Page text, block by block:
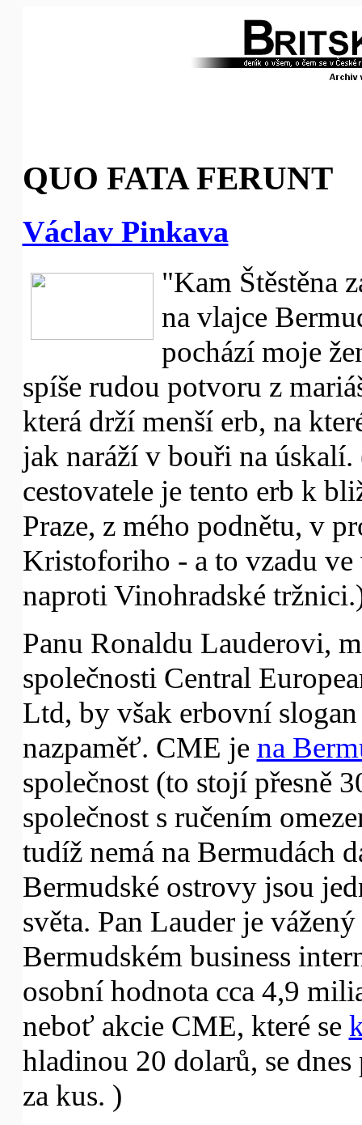
QUO FATA FERUNT
Václav Pinkava
"Kam Štěstěna
na vlajce
pochází moje
spíše rudou potvoru z
která drží menší erb, na
jak naráží v bouři na
cestovatele je tento erb k
Praze, z mého podnětu, v
Kristoforiho - a to vzadu
naproti Vinohradské
Panu Ronaldu Lauderovi,
společnosti Central
Ltd, by však erbovní
nazpaměť. CME je na
společnost (to stojí přesně
společnost s ručením
tudíž nemá na Bermudách
Bermudské ostrovy jsou
světa. Pan Lauder je
Bermudském business
osobní hodnota cca 4,9
neboť akcie CME, které se
hladinou 20 dolarů, se
za kus. )